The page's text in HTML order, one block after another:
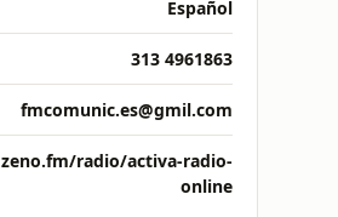
Español
313 4961863
fmcomunic.es@gmil.com
zeno.fm/radio/activa-radio-
online